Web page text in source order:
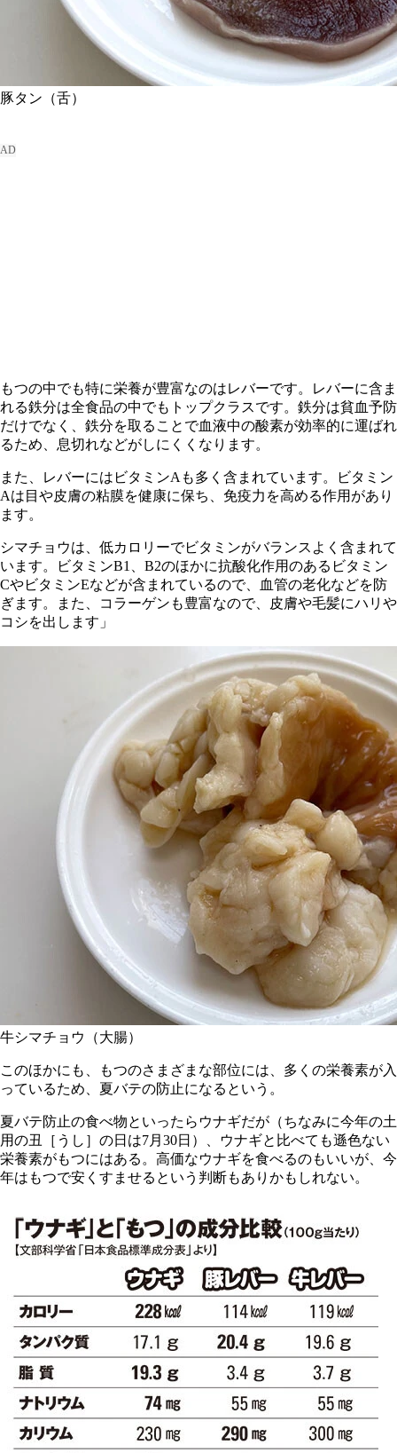
豚タン（舌）
もつの中でも特に栄養が豊富なのはレバーです。レバーに含ま
れる鉄分は全食品の中でもトップクラスです。鉄分は貧血予防
だけでなく、鉄分を取ることで血液中の酸素が効率的に運ばれ
るため、息切れなどがしにくくなります。
また、レバーにはビタミンAも多く含まれています。ビタミン
Aは目や皮膚の粘膜を健康に保ち、免疫力を高める作用があり
ます。
シマチョウは、低カロリーでビタミンがバランスよく含まれて
います。ビタミンB1、B2のほかに抗酸化作用のあるビタミン
CやビタミンEなどが含まれているので、血管の老化などを防
ぎます。また、コラーゲンも豊富なので、皮膚や毛髪にハリや
コシを出します」
牛シマチョウ（大腸）
このほかにも、もつのさまざまな部位には、多くの栄養素が入
っているため、夏バテの防止になるという。
夏バテ防止の食べ物といったらウナギだが（ちなみに今年の土
用の丑［うし］の日は7月30日）、ウナギと比べても遜色ない
栄養素がもつにはある。高価なウナギを食べるのもいいが、今
年はもつで安くすませるという判断もありかもしれない。